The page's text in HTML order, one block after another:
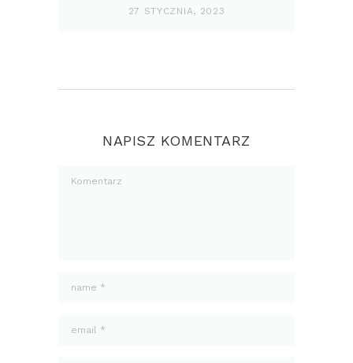
27 STYCZNIA, 2023
NAPISZ KOMENTARZ